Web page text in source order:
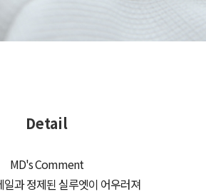
Detail
MD's Comment
일과 정제된 실루엣이 어우러져